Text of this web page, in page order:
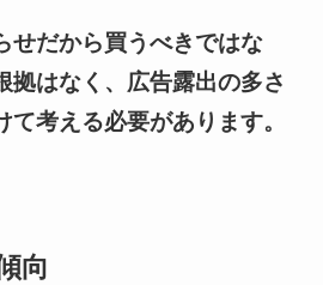
せだから買うべきではな
拠はなく、広告露出の多さ
て考える必要があります。
向